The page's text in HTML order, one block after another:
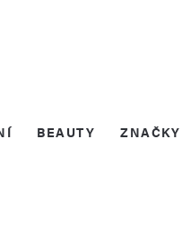
BEAUTY ZNAČKY